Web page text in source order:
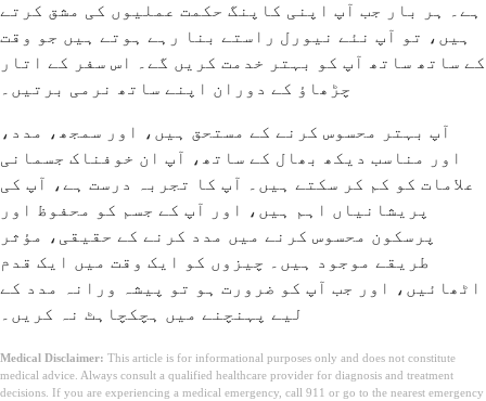
ہے۔ ہر بار جب آپ اپنی کاپنگ حکمت عملیوں کی مشق کرتے
ہیں، تو آپ نئے نیورل راستے بنا رہے ہوتے ہیں جو وقت
کے ساتھ ساتھ آپ کو بہتر خدمت کریں گے۔ اس سفر کے اتار
چڑھاؤ کے دوران اپنے ساتھ نرمی برتیں۔
آپ بہتر محسوس کرنے کے مستحق ہیں، اور سمجھ، مدد،
اور مناسب دیکھ بھال کے ساتھ، آپ ان خوفناک جسمانی
علامات کو کم کر سکتے ہیں۔ آپ کا تجربہ درست ہے، آپ کی
پریشانیاں اہم ہیں، اور آپ کے جسم کو محفوظ اور
پرسکون محسوس کرنے میں مدد کرنے کے حقیقی، مؤثر
طریقے موجود ہیں۔ چیزوں کو ایک وقت میں ایک قدم
اٹھائیں، اور جب آپ کو ضرورت ہو تو پیشہ ورانہ مدد کے
لیے پہنچنے میں ہچکچاہٹ نہ کریں۔
Medical Disclaimer: This article is for informational purposes only and does not constitute
medical advice. Always consult a qualified healthcare provider for diagnosis and treatment
decisions. If you are experiencing a medical emergency, call 911 or go to the nearest emergency